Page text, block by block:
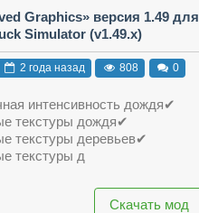
Graphics» версия 1.49 для
Simulator (v1.49.x)
2 года назад 808 0
интенсивность дождя✔
текстуры дождя✔
текстуры деревьев✔
текстуры д
Скачать мод